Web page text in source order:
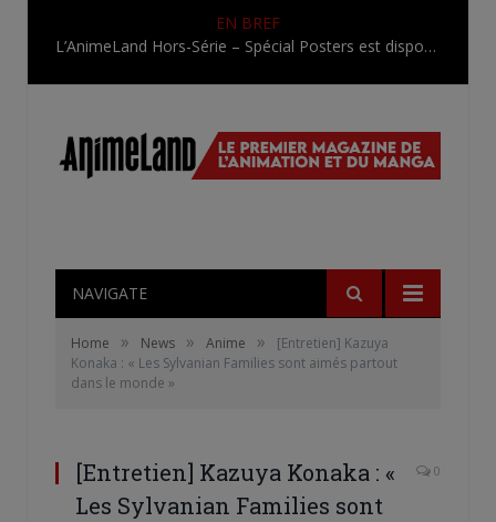
EN BREF
L’AnimeLand Hors-Série – Spécial Posters est disponible !
NAVIGATE
Home » News » Anime »
[Entretien] Kazuya
Konaka : « Les Sylvanian Families sont aimés partout
dans le monde »
[Entretien] Kazuya Konaka : «
Les Sylvanian Families sont
0